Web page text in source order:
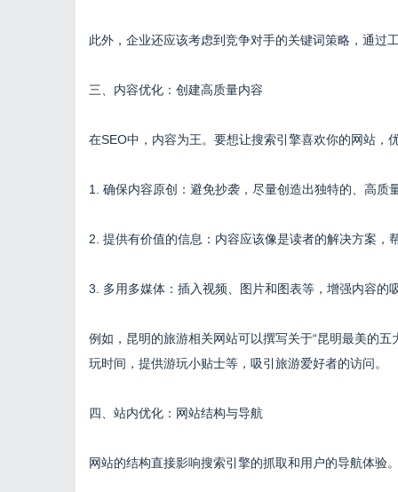
此外，企业还应该考虑到竞争对手的关键词策略，通过
三、内容优化：创建高质量内容
在SEO中，内容为王。要想让搜索引擎喜欢你的网站，
1. 确保内容原创：避免抄袭，尽量创造出独特的、高质
2. 提供有价值的信息：内容应该像是读者的解决方案，
3. 多用多媒体：插入视频、图片和图表等，增强内容的
例如，昆明的旅游相关网站可以撰写关于“昆明最美的
玩时间，提供游玩小贴士等，吸引旅游爱好者的访问。
四、站内优化：网站结构与导航
网站的结构直接影响搜索引擎的抓取和用户的导航体验